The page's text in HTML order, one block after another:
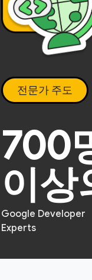
전문가 주도
700
이상
Google Developer
Experts